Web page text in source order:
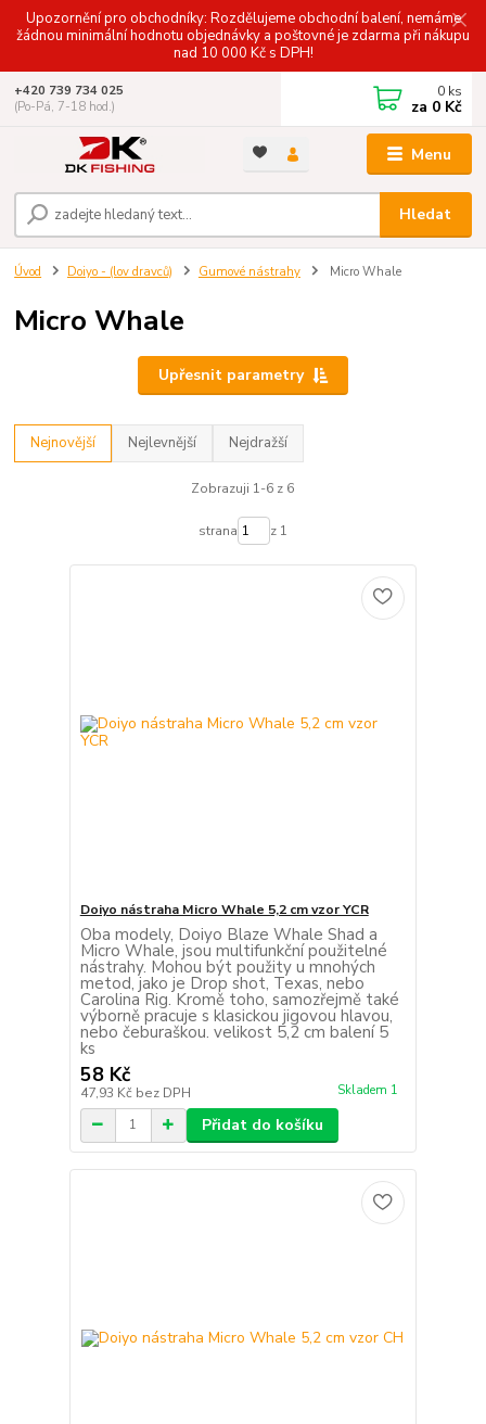
Upozornění pro obchodníky: Rozdělujeme obchodní balení, nemáme
žádnou minimální hodnotu objednávky a poštovné je zdarma při nákupu
nad 10 000 Kč s DPH!
Menu
Hledat
+420 739 734 025
(Po-Pá, 7-18 hod.)
0 ks
za 0 Kč
Úvod Doiyo - (lov dravců) Gumové nástrahy Micro Whale
Micro Whale
Upřesnit parametry
Nejnovější Nejlevnější Nejdražší
Zobrazuji 1-6 z 6
strana z 1
Doiyo nástraha Micro Whale 5,2 cm vzor YCR
Oba modely, Doiyo Blaze Whale Shad a
Micro Whale, jsou multifunkční použitelné
nástrahy. Mohou být použity u mnohých
metod, jako je Drop shot, Texas, nebo
Carolina Rig. Kromě toho, samozřejmě také
výborně pracuje s klasickou jigovou hlavou,
nebo čeburaškou. velikost 5,2 cm balení 5
ks
58 Kč
47,93 Kč bez DPH Skladem 1
Přidat do košíku